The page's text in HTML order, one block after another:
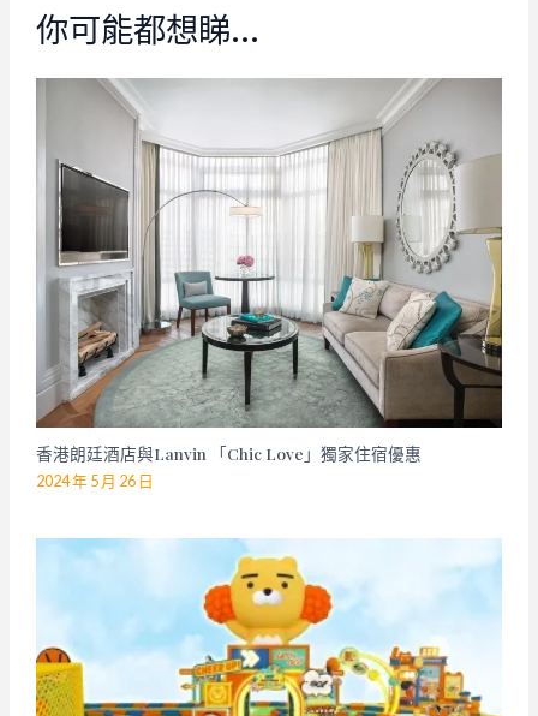
你可能都想睇…
香港朗廷酒店與Lanvin 「Chic Love」獨家住宿優惠
2024 年 5 月 26 日